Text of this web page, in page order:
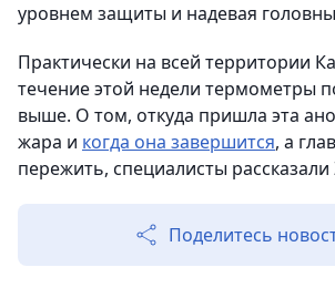
уровнем защиты и надевая
Практически на всей территории
течение этой недели термометры
выше. О том, откуда пришла эта
жара и когда она завершится, а
пережить, специалисты рассказали
Поделитесь